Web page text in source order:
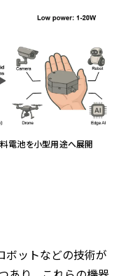
電池を小型用途へ展開
ボットなどの技術が